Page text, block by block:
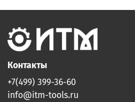
Контакты
+7(499) 399-36-60
info@itm-tools.ru